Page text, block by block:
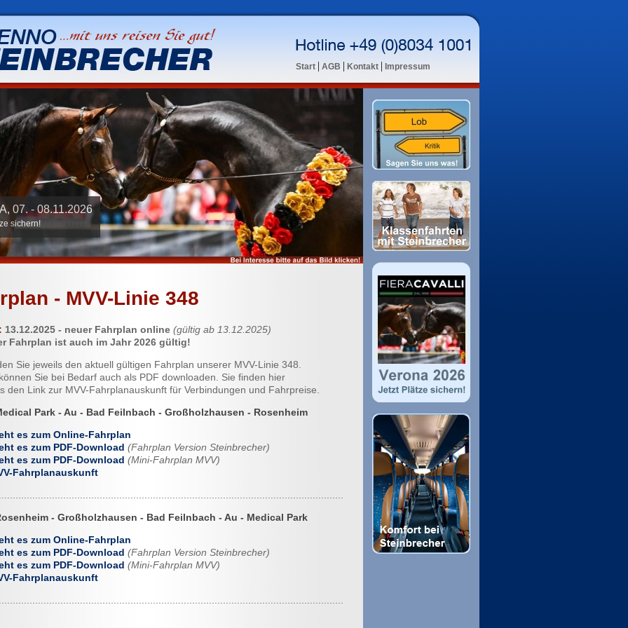
Start | AGB | Kontakt | Impressum
- MVV-Linie 348
13.12.2025 - neuer Fahrplan online (gültig ab 13.12.2025)
Fahrplan ist auch im Jahr 2026 gültig!
Sie jeweils den aktuell gültigen Fahrplan unserer MVV-Linie 348.
Sie bei Bedarf auch als PDF downloaden. Sie finden hier
den Link zur MVV-Fahrplanauskunft für Verbindungen und Fahrpreise.
Park - Au - Bad Feilnbach - Großholzhausen - Rosenheim
es zum Online-Fahrplan
es zum PDF-Download (Fahrplan Version Steinbrecher)
es zum PDF-Download (Mini-Fahrplan MVV)
V-Fahrplanauskunft
- Großholzhausen - Bad Feilnbach - Au - Medical Park
es zum Online-Fahrplan
es zum PDF-Download (Fahrplan Version Steinbrecher)
es zum PDF-Download (Mini-Fahrplan MVV)
V-Fahrplanauskunft